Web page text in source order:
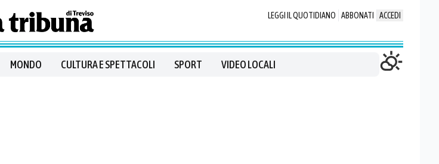
LEGGI IL QUOTIDIANO ABBONATI ACCEDI
MONDO CULTURA E SPETTACOLI SPORT VIDEO LOCALI